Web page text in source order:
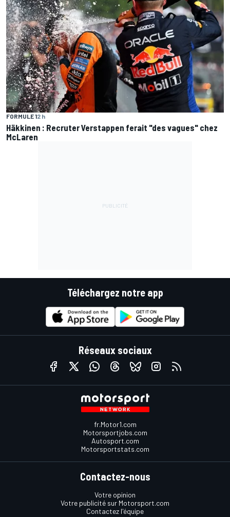
FORMULE 12 h
Häkkinen : Recruter Verstappen ferait "des vagues" chez
McLaren
Téléchargez notre app
Réseaux sociaux
fr.Motor1.com
Motorsportjobs.com
Autosport.com
Motorsportstats.com
Contactez-nous
Votre opinion
Votre publicité sur Motorsport.com
Contactez l'équipe